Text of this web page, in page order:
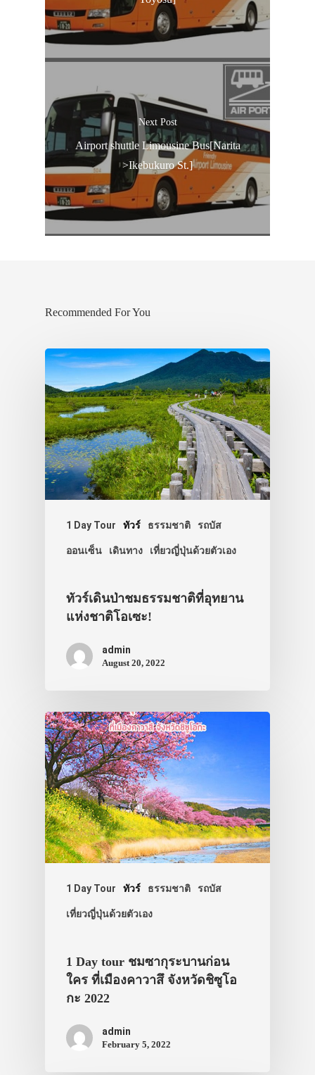
Next Post
Airport shuttle Limousine Bus[Narita
>Ikebukuro St.]
Recommended For You
1 Day Tour ทัวร์ ธรรมชาติ รถบัส
ออนเซ็น เดินทาง เที่ยวญี่ปุ่นด้วยตัวเอง
ทัวร์เดินป่าชมธรรมชาติที่อุทยาน
แห่งชาติโอเซะ!
admin
August 20, 2022
1 Day Tour ทัวร์ ธรรมชาติ รถบัส
เที่ยวญี่ปุ่นด้วยตัวเอง
1 Day tour ชมซากุระบานก่อน
ใคร ที่เมืองคาวาสึ จังหวัดชิซูโอ
กะ 2022
admin
February 5, 2022